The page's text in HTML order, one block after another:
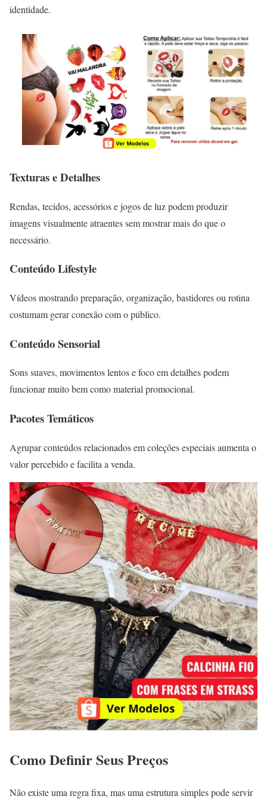
identidade.
Texturas e Detalhes
Rendas, tecidos, acessórios e jogos de luz podem produzir
imagens visualmente atraentes sem mostrar mais do que o
necessário.
Conteúdo Lifestyle
Vídeos mostrando preparação, organização, bastidores ou rotina
costumam gerar conexão com o público.
Conteúdo Sensorial
Sons suaves, movimentos lentos e foco em detalhes podem
funcionar muito bem como material promocional.
Pacotes Temáticos
Agrupar conteúdos relacionados em coleções especiais aumenta o
valor percebido e facilita a venda.
Como Definir Seus Preços
Não existe uma regra fixa, mas uma estrutura simples pode servir